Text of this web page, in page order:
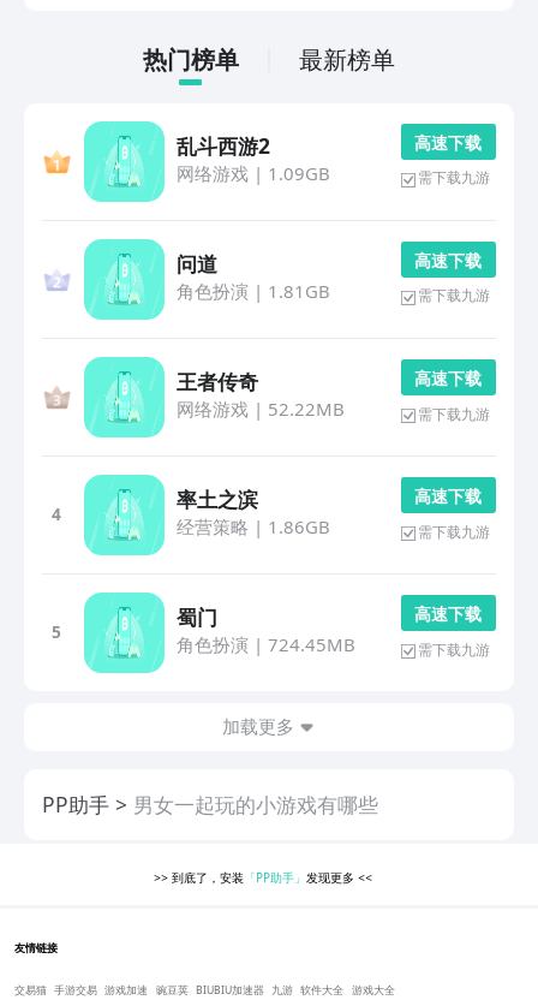
热门榜单 最新榜单
乱斗西游2
网络游戏| 1.09GB
高 速 下 载
需下载九游
问道
角色扮演 | 1.81GB
高 速 下 载
需下载九游
王者传奇
网络游戏| 52.22MB
高 速 下 载
需下载九游
4
率土之滨
经营策略 | 1.86GB
高 速 下 载
需下载九游
5
蜀门
角色扮演 | 724.45MB
高 速 下 载
需下载九游
加载更多
PP助手 男女一起玩的小游戏有哪些
>> 到底了，安装 「PP助手」发现更多<<
友情链接
交易猫 手游交易 游戏加速 豌豆荚 BIUBIU加速器 九游 软件大全 游戏大全